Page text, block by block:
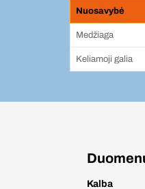
Nuosavybė
Medžiaga
Keliamoji galia
Kalba